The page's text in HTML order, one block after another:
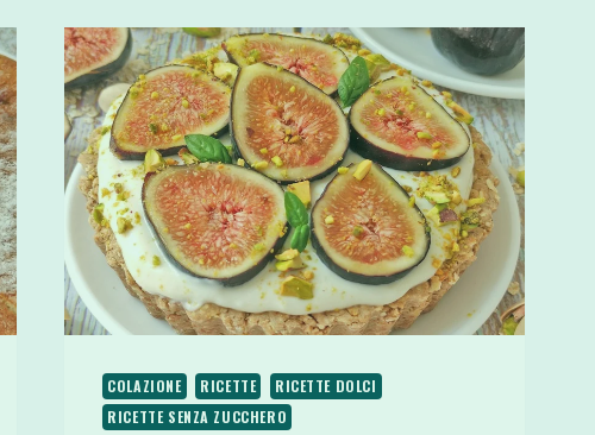
COLAZIONE RICETTE
RICETTE DOLCI
RICETTE SENZA ZUCCHERO